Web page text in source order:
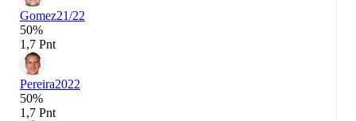
Gomez21/22
50%
1,7 Pnt
Pereira2022
50%
1,7 Pnt